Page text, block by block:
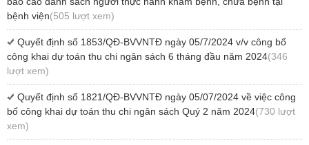
bệnh viện(505 lượt xem)
Quyết định số 1853/QĐ-BVVNTĐ ngày 05/7/2024 v/v công bố
công khai dự toán thu chi ngân sách 6 tháng đầu năm 2024(346
lượt xem)
Quyết định số 1821/QĐ-BVVNTĐ ngày 05/07/2024 về việc công
bố công khai dự toán thu chi ngân sách Quý 2 năm 2024(730 lượt
xem)